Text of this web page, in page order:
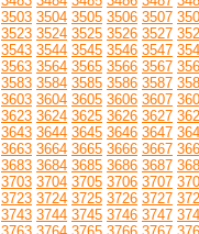
3503 3504 3505 3506 3507
3523 3524 3525 3526 3527
3543 3544 3545 3546 3547
3563 3564 3565 3566 3567
3583 3584 3585 3586 3587
3603 3604 3605 3606 3607
3623 3624 3625 3626 3627
3643 3644 3645 3646 3647
3663 3664 3665 3666 3667
3683 3684 3685 3686 3687
3703 3704 3705 3706 3707
3723 3724 3725 3726 3727
3743 3744 3745 3746 3747